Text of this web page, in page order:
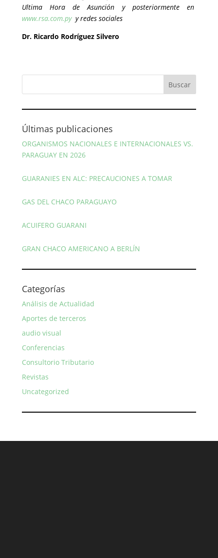
Ultima Hora de Asunción y posteriormente en
www.rsa.com.pyy redes sociales
Dr. Ricardo Rodríguez Silvero
Últimas publicaciones
ORGANISMOS NACIONALES E INTERNACIONALES VS.
PARAGUAY EN 2026
GUARANIES EN ALC: PRECAUCIONES A TOMAR
GAS DEL CHACO PARAGUAYO
ACUIFERO GUARANI
GRAN CHACO AMERICANO A BERLÍN
Categorías
Análisis de Actualidad
Aportes de terceros
audio visual
Conferencias
Consultorio Tributario
Revistas
Uncategorized